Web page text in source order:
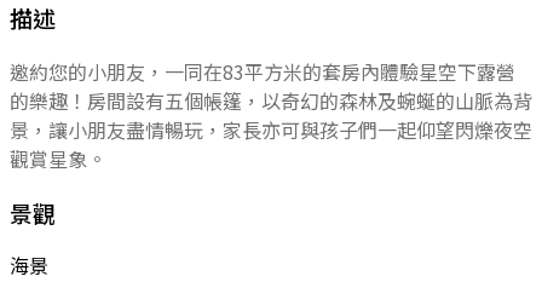
描述
邀約您的小朋友，一同在83平方米的套房內體驗星空下露營
的樂趣！房間設有五個帳篷，以奇幻的森林及蜿蜒的山脈為背
景，讓小朋友盡情暢玩，家長亦可與孩子們一起仰望閃爍夜空
觀賞星象。
景觀
海景